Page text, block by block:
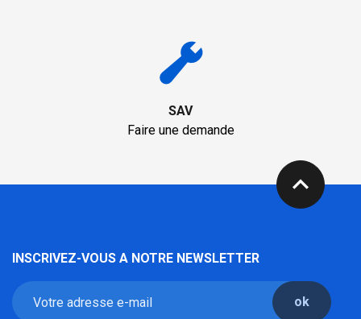
SAV
Faire une demande
expand_less
INSCRIVEZ-VOUS A NOTRE NEWSLETTER
ok